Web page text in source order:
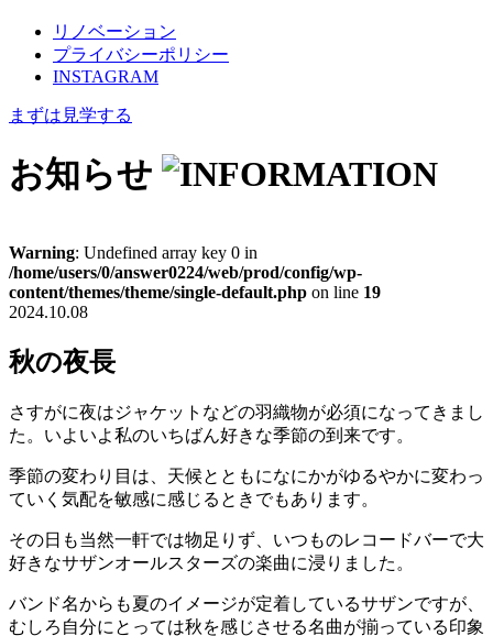
リノベーション
プライバシーポリシー
INSTAGRAM
まずは見学する
お知らせ
Warning: Undefined array key 0 in
/home/users/0/answer0224/web/prod/config/wp-
content/themes/theme/single-default.php on line 19
2024.10.08
秋の夜長
さすがに夜はジャケットなどの羽織物が必須になってきまし
た。いよいよ私のいちばん好きな季節の到来です。
季節の変わり目は、天候とともになにかがゆるやかに変わっ
ていく気配を敏感に感じるときでもあります。
その日も当然一軒では物足りず、いつものレコードバーで大
好きなサザンオールスターズの楽曲に浸りました。
バンド名からも夏のイメージが定着しているサザンですが、
むしろ自分にとっては秋を感じさせる名曲が揃っている印象